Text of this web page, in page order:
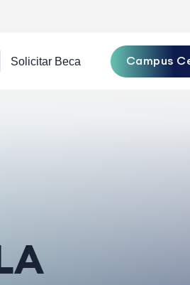
Campus